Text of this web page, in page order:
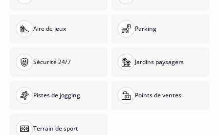
Aire de jeux Parking
Sécurité 24/7 Jardins paysagers
Pistes de jogging Points de ventes
Terrain de sport